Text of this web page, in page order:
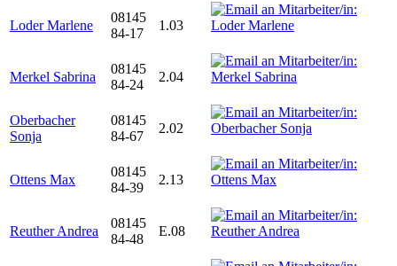
Loder Marlene
08145
84-17
1.03
Merkel Sabrina
08145
84-24
2.04
Oberbacher
Sonja
08145
84-67
2.02
Ottens Max
08145
84-39
2.13
Reuther Andrea
08145
84-48
E.08